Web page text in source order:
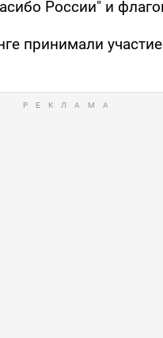
России" и
принимали